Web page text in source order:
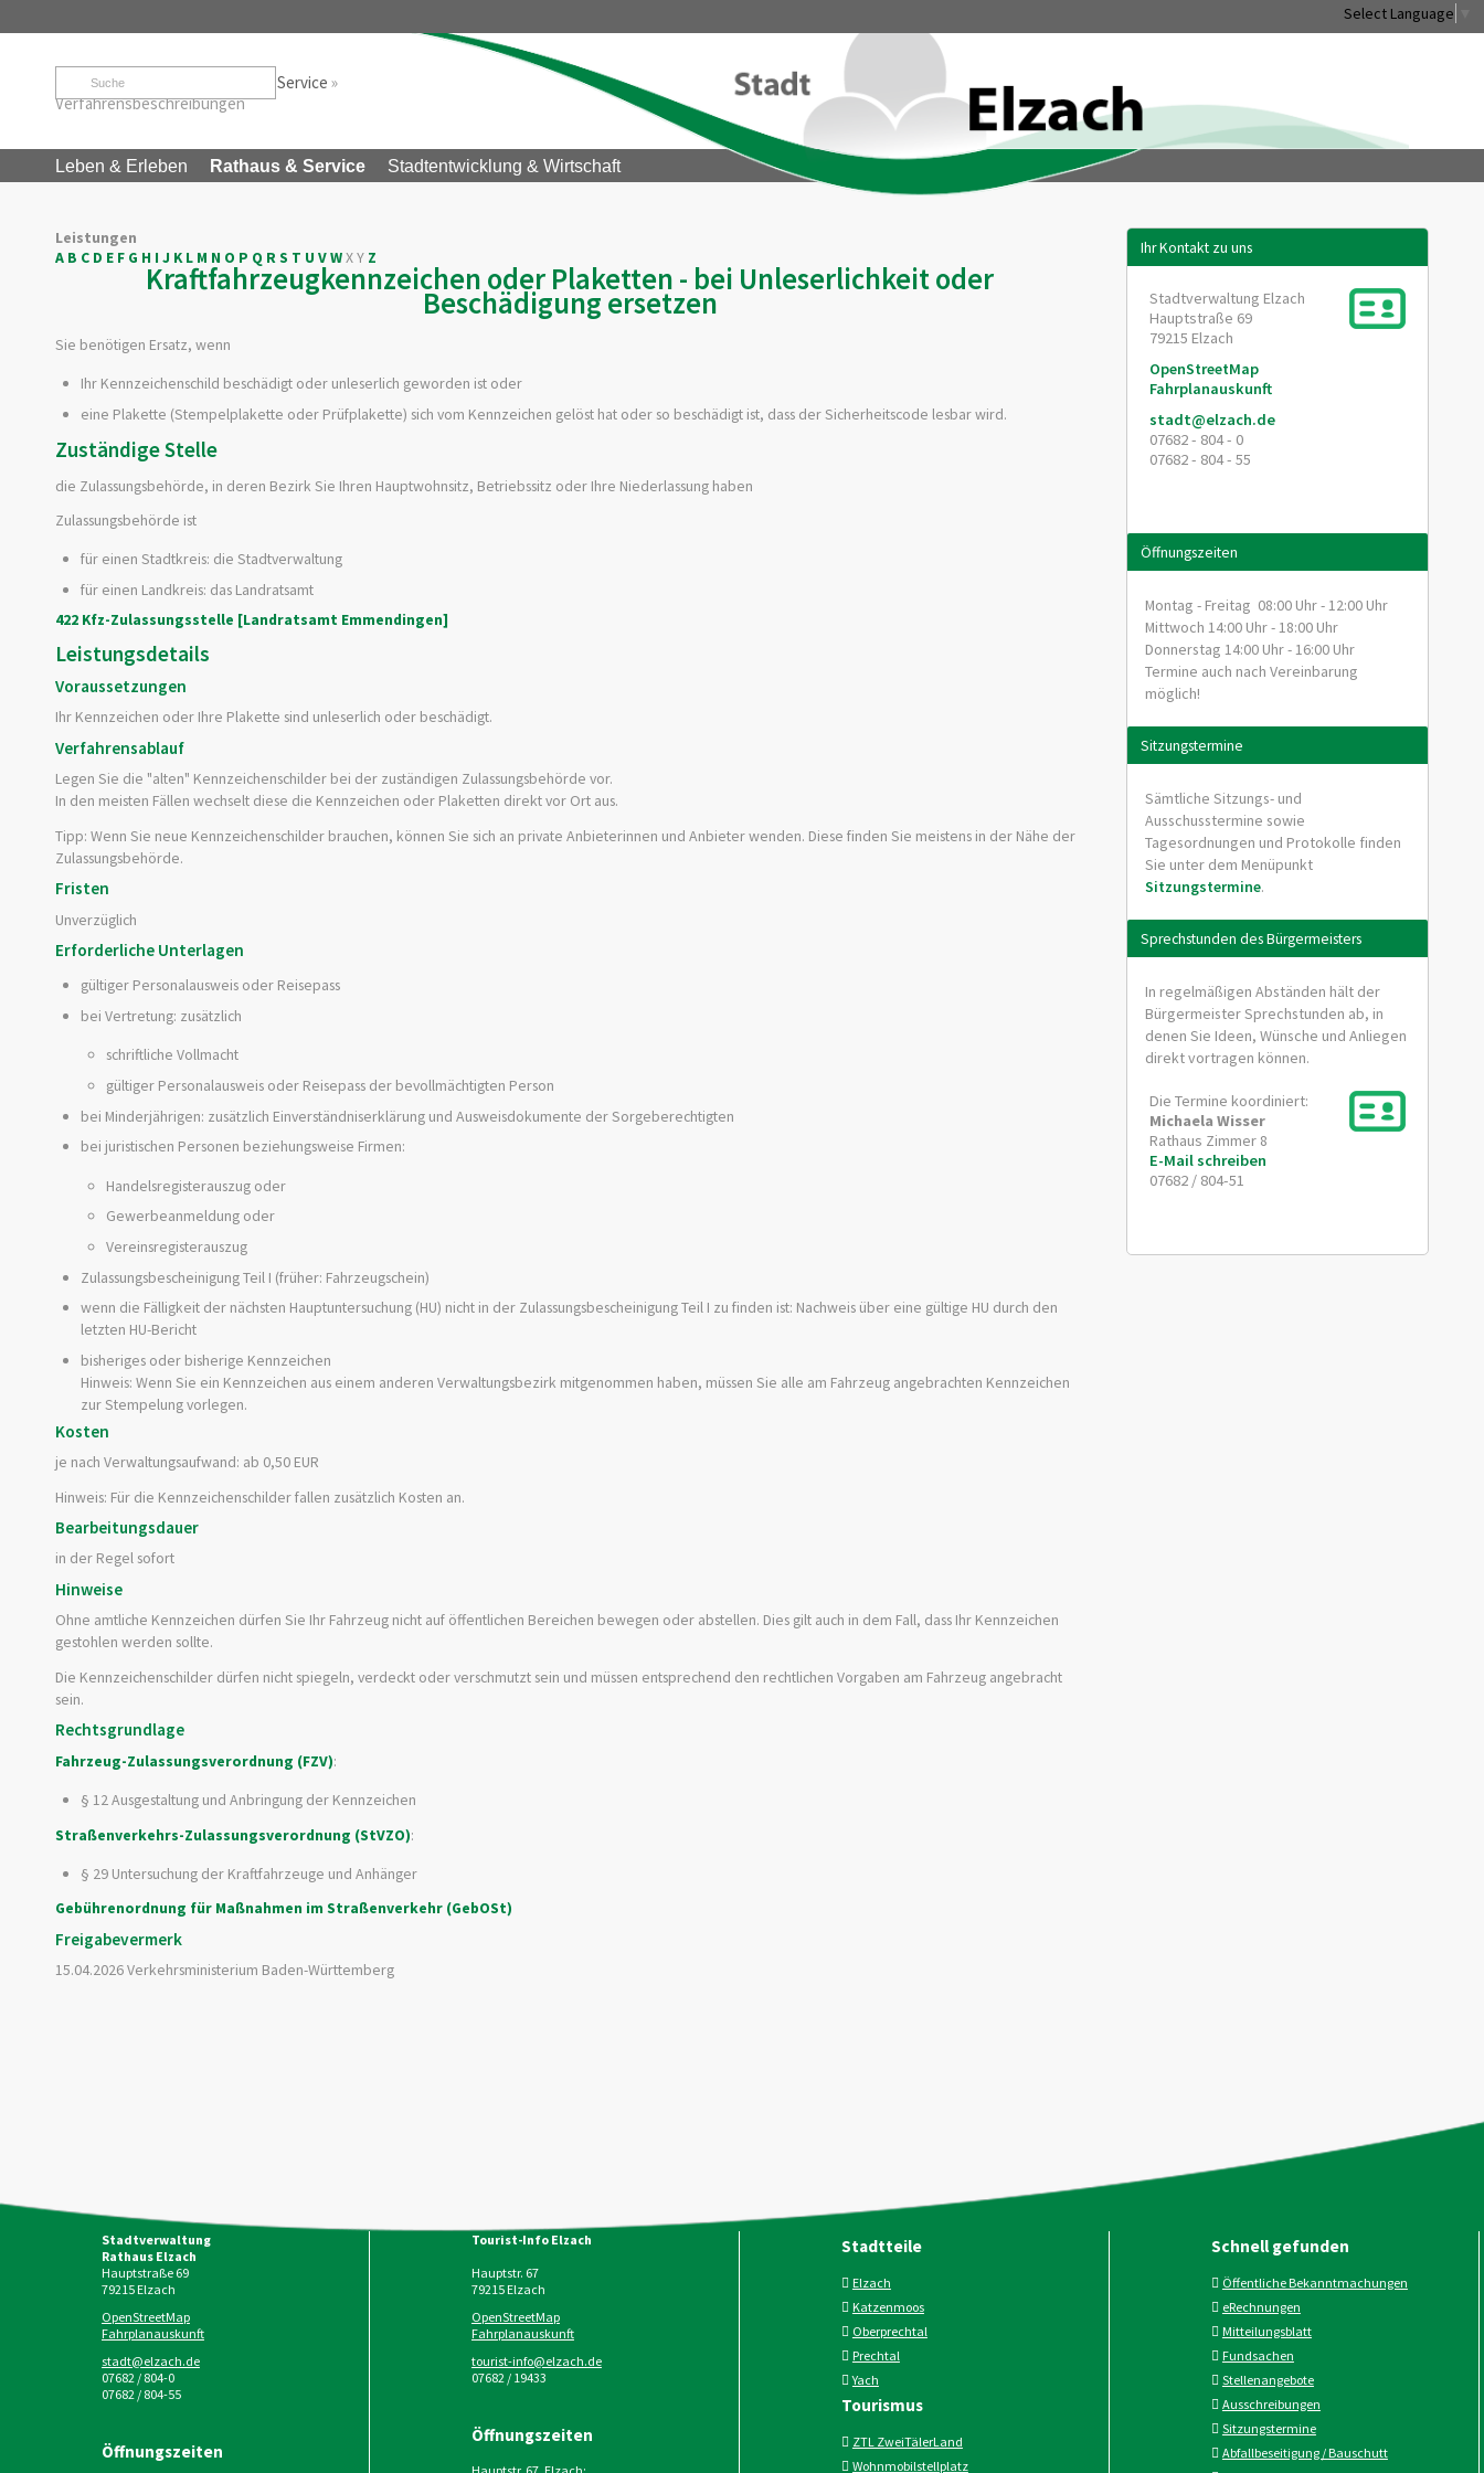
Select Language
Startseite Service »
Verfahrensbeschreibungen
Leben & Erleben Rathaus & Service Stadtentwicklung & Wirtschaft
Leistungen
A B C D E F G H I J K L M N O P Q RS T U VWXY Z
Kraftfahrzeugkennzeichen oder Plaketten - bei Unleserlichkeit oder
Beschädigung ersetzen
Sie benötigen Ersatz, wenn
Ihr Kennzeichenschild beschädigt oder unleserlich geworden ist oder
eine Plakette (Stempelplakette oder Prüfplakette) sich vom Kennzeichen gelöst hat oder so beschädigt ist, dass der Sicherheitscode lesbar wird.
Zuständige Stelle
die Zulassungsbehörde, in deren Bezirk Sie Ihren Hauptwohnsitz, Betriebssitz oder Ihre Niederlassung haben
Zulassungsbehörde ist
für einen Stadtkreis: die Stadtverwaltung
für einen Landkreis: das Landratsamt
422 Kfz-Zulassungsstelle [Landratsamt Emmendingen]
Leistungsdetails
Voraussetzungen
Ihr Kennzeichen oder Ihre Plakette sind unleserlich oder beschädigt.
Verfahrensablauf
Legen Sie die "alten" Kennzeichenschilder bei der zuständigen Zulassungsbehörde vor.
In den meisten Fällen wechselt diese die Kennzeichen oder Plaketten direkt vor Ort aus.
Tipp: Wenn Sie neue Kennzeichenschilder brauchen, können Sie sich an private Anbieterinnen und Anbieter wenden. Diese finden Sie meistens in der Nähe der
Zulassungsbehörde.
Fristen
Unverzüglich
Erforderliche Unterlagen
gültiger Personalausweis oder Reisepass
bei Vertretung: zusätzlich
schriftliche Vollmacht
gültiger Personalausweis oder Reisepass der bevollmächtigten Person
bei Minderjährigen: zusätzlich Einverständniserklärung und Ausweisdokumente der Sorgeberechtigten
bei juristischen Personen beziehungsweise Firmen:
Handelsregisterauszug oder
Gewerbeanmeldung oder
Vereinsregisterauszug
Zulassungsbescheinigung Teil I (früher: Fahrzeugschein)
wenn die Fälligkeit der nächsten Hauptuntersuchung (HU) nicht in der Zulassungsbescheinigung Teil I zu finden ist: Nachweis über eine gültige HU durch den
letzten HU-Bericht
bisheriges oder bisherige Kennzeichen
Hinweis: Wenn Sie ein Kennzeichen aus einem anderen Verwaltungsbezirk mitgenommen haben, müssen Sie alle am Fahrzeug angebrachten Kennzeichen
zur Stempelung vorlegen.
Kosten
je nach Verwaltungsaufwand: ab 0,50 EUR
Hinweis: Für die Kennzeichenschilder fallen zusätzlich Kosten an.
Bearbeitungsdauer
in der Regel sofort
Hinweise
Ohne amtliche Kennzeichen dürfen Sie Ihr Fahrzeug nicht auf öffentlichen Bereichen bewegen oder abstellen. Dies gilt auch in dem Fall, dass Ihr Kennzeichen
gestohlen werden sollte.
Die Kennzeichenschilder dürfen nicht spiegeln, verdeckt oder verschmutzt sein und müssen entsprechend den rechtlichen Vorgaben am Fahrzeug angebracht
sein.
Rechtsgrundlage
Fahrzeug-Zulassungsverordnung (FZV):
§ 12 Ausgestaltung und Anbringung der Kennzeichen
Straßenverkehrs-Zulassungsverordnung (StVZO):
§ 29 Untersuchung der Kraftfahrzeuge und Anhänger
Gebührenordnung für Maßnahmen im Straßenverkehr (GebOSt)
Freigabevermerk
15.04.2026 Verkehrsministerium Baden-Württemberg
Ihr Kontakt zu uns
Stadtverwaltung Elzach
Hauptstraße 69
79215 Elzach
OpenStreetMap
Fahrplanauskunft
stadt@elzach.de
07682 - 804 - 0
07682 - 804 - 55
Öffnungszeiten
Montag - Freitag 08:00 Uhr - 12:00 Uhr
Mittwoch 14:00 Uhr - 18:00 Uhr
Donnerstag 14:00 Uhr - 16:00 Uhr
Termine auch nach Vereinbarung
möglich!
Sitzungstermine
Sämtliche Sitzungs- und
Ausschusstermine sowie
Tagesordnungen und Protokolle finden
Sie unter dem Menüpunkt
Sitzungstermine.
Sprechstunden des Bürgermeisters
In regelmäßigen Abständen hält der
Bürgermeister Sprechstunden ab, in
denen Sie Ideen, Wünsche und Anliegen
direkt vortragen können.
Die Termine koordiniert:
Michaela Wisser
Rathaus Zimmer 8
E-Mail schreiben
07682 / 804-51
Stadtverwaltung
Rathaus Elzach
Hauptstraße 69
79215Elzach
OpenStreetMap
Fahrplanauskunft
stadt@elzach.de
07682 / 804-0
07682 / 804-55
Öffnungszeiten
Tourist-Info Elzach
Hauptstr. 67
79215Elzach
OpenStreetMap
Fahrplanauskunft
tourist-info@elzach.de
07682 / 19433
Öffnungszeiten
Stadtteile
Elzach
Katzenmoos
Oberprechtal
Prechtal
Yach
Tourismus
ZTL ZweiTälerLand
Wohnmobilstellplatz
Schnell gefunden
Öffentliche Bekanntmachungen
eRechnungen
Mitteilungsblatt
Fundsachen
Stellenangebote
Ausschreibungen
Sitzungstermine
Abfallbeseitigung / Bauschutt